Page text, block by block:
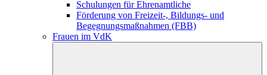
Schulungen für Ehrenamtliche
Förderung von Freizeit-, Bildungs- und
Begegnungsmaßnahmen (FBB)
Frauen im VdK